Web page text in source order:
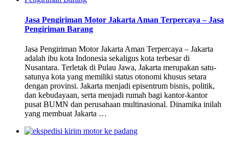
Jasa Pengiriman Motor Jakarta Aman Terpercaya – Jasa
Pengiriman Barang
Jasa Pengiriman Motor Jakarta Aman Terpercaya – Jakarta
adalah ibu kota Indonesia sekaligus kota terbesar di
Nusantara. Terletak di Pulau Jawa, Jakarta merupakan satu-
satunya kota yang memiliki status otonomi khusus setara
dengan provinsi. Jakarta menjadi episentrum bisnis, politik,
dan kebudayaan, serta menjadi rumah bagi kantor-kantor
pusat BUMN dan perusahaan multinasional. Dinamika inilah
yang membuat Jakarta …